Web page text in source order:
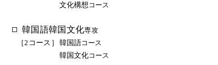
文化構想 コース
韓国語韓国文化専攻
［2コース］ 韓国語コース
韓国文化コース